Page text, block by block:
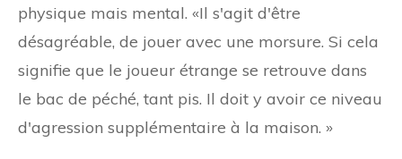
physique mais mental. «Il s'agit d'être
désagréable, de jouer avec une morsure. Si cela
signifie que le joueur étrange se retrouve dans
le bac de péché, tant pis. Il doit y avoir ce niveau
d'agression supplémentaire à la maison. »